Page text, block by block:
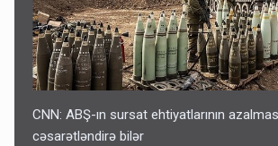
CNN: ABŞ-ın sursat ehtiyatlarının
cəsarətləndirə bilər